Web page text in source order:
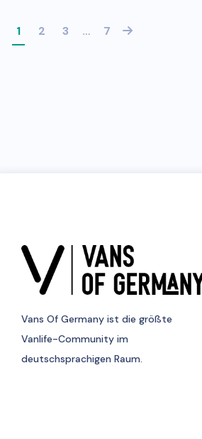
1 2 3 … 7
Vans Of Germany ist die größte
Vanlife-Community im
deutschsprachigen Raum.